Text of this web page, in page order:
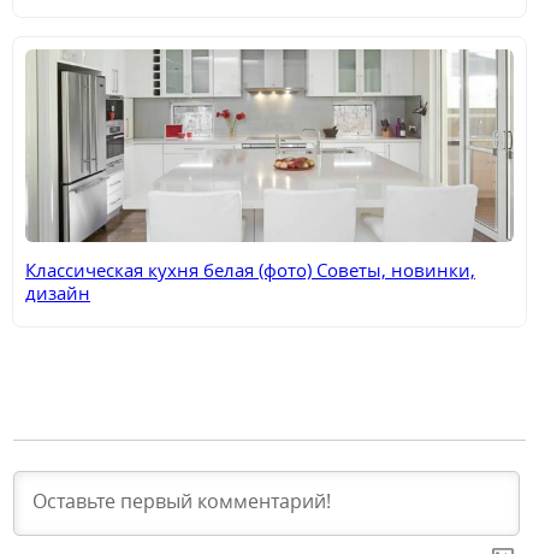
Классическая кухня белая (фото) Советы, новинки,
дизайн